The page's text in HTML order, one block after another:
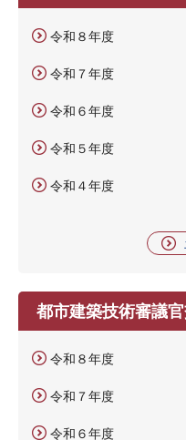
令和８年度
令和７年度
令和６年度
令和５年度
令和４年度
都市建築技術審議
令和８年度
令和７年度
令和６年度